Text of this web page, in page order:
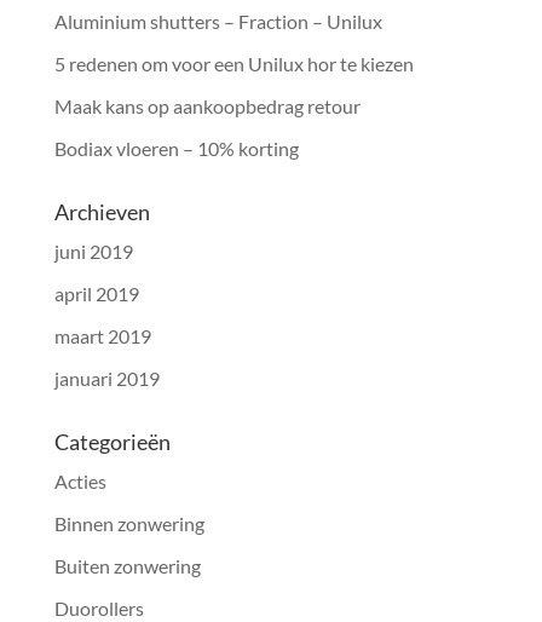
Aluminium shutters – Fraction – Unilux
5 redenen om voor een Unilux hor te kiezen
Maak kans op aankoopbedrag retour
Bodiax vloeren – 10% korting
Archieven
juni 2019
april 2019
maart 2019
januari 2019
Categorieën
Acties
Binnen zonwering
Buiten zonwering
Duorollers